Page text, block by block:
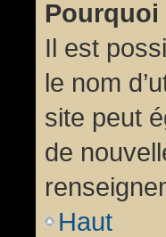
Pourquoi
Il est
le nom
site peut
de
Haut